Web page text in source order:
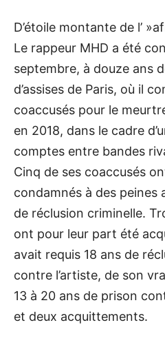
D’étoile montante de l’
Le rappeur MHD a été
septembre, à douze ans
d’assises de Paris, où il
coaccusés pour le
en 2018, dans le cadre
comptes entre bandes
Cinq de ses coaccusés
condamnés à des peines
de réclusion criminelle.
ont pour leur part été
avait requis 18 ans de
contre l’artiste, de son
13 à 20 ans de prison
et deux acquittements.